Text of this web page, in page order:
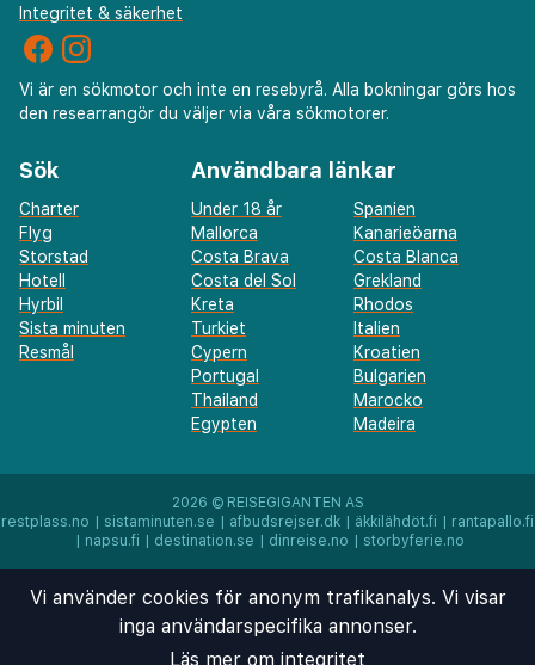
Integritet & säkerhet
Vi är en sökmotor och inte en resebyrå. Alla bokningar görs hos
den researrangör du väljer via våra sökmotorer.
Sök
Charter
Flyg
Storstad
Hotell
Hyrbil
Sista minuten
Resmål
Användbara länkar
Under 18 år
Spanien
Mallorca
Kanarieöarna
Costa Brava
Costa Blanca
Costa del Sol
Grekland
Kreta
Rhodos
Turkiet
Italien
Cypern
Kroatien
Portugal
Bulgarien
Thailand
Marocko
Egypten
Madeira
2026 © REISEGIGANTEN AS
restplass.no | sistaminuten.se | afbudsrejser.dk | äkkilähdöt.fi | rantapallo.fi
| napsu.fi | destination.se | dinreise.no | storbyferie.no
Vi använder cookies för anonym trafikanalys. Vi visar
inga användarspecifika annonser.
Läs mer om integritet